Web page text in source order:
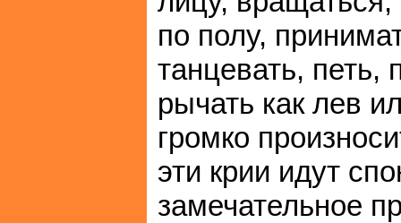
по полу,
танцевать, петь,
рычать как лев
громко
эти крии идут
замечательное